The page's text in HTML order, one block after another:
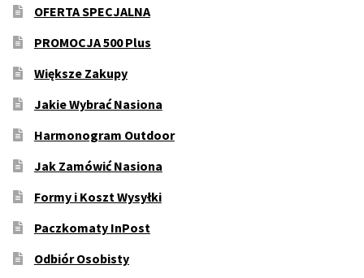
OFERTA SPECJALNA
PROMOCJA 500 Plus
Większe Zakupy
Jakie Wybrać Nasiona
Harmonogram Outdoor
Jak Zamówić Nasiona
Formy i Koszt Wysyłki
Paczkomaty InPost
Odbiór Osobisty